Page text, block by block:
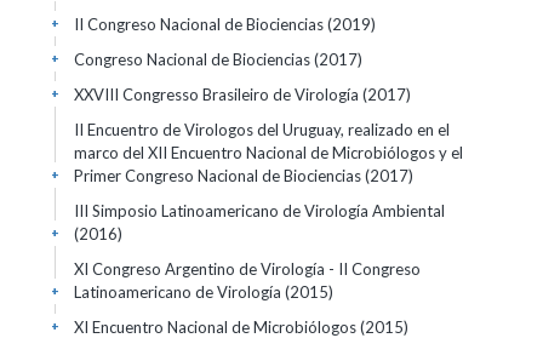
II Congreso Nacional de Biociencias(2019)
+
Congreso Nacional de Biociencias(2017)
+
XXVIII Congresso Brasileiro de Virología (2017)
+
II Encuentro de Virologos del Uruguay, realizado en el
marco del XII Encuentro Nacional de Microbiólogos y el
Primer Congreso Nacional de Biociencias(2017)
+
III Simposio Latinoamericano de Virología Ambiental
(2016)
+
XI Congreso Argentino de Virología - II Congreso
Latinoamericano de Virología (2015)
+
XI Encuentro Nacional de Microbiólogos(2015)
+